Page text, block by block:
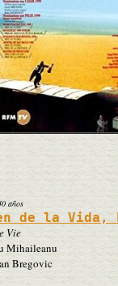
años
de la Vida,
Vie
Mihaileanu
Bregovic